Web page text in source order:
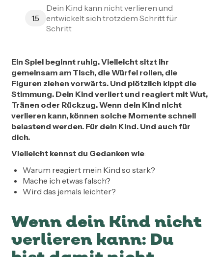
1.5
Dein Kind kann nicht verlieren und
entwickelt sich trotzdem Schritt für
Schritt
Ein Spiel beginnt ruhig. Vielleicht sitzt ihr
gemeinsam am Tisch, die Würfel rollen, die
Figuren ziehen vorwärts. Und plötzlich kippt die
Stimmung. Dein Kind verliert und reagiert mit Wut,
Tränen oder Rückzug. Wenn dein Kind nicht
verlieren kann, können solche Momente schnell
belastend werden. Für dein Kind. Und auch für
dich.
Vielleicht kennst du Gedanken wie:
Warum reagiert mein Kind so stark?
Mache ich etwas falsch?
Wird das jemals leichter?
Wenn dein Kind nicht
verlieren kann: Du